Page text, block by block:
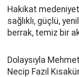
Hakikat
sağlıklı, güçlü,
berrak, temiz bir
Dolaysıyla
Necip Fazıl